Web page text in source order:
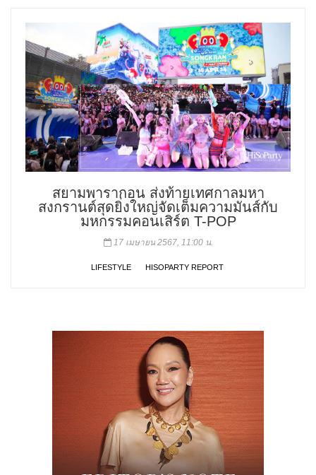
สยามพารากอน ส่งท้ายเทศกาลมหา
สงกรานต์สุดยิ่งใหญ่จัดเต็มความมันส์กับ
มหกรรมคอนเสิร์ต T-POP
17 เมษายน 2567, 11:00 น.
LIFESTYLE HISOPARTY REPORT